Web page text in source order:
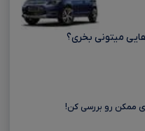
میتونی بخری؟
ممکن رو بررسی کن!